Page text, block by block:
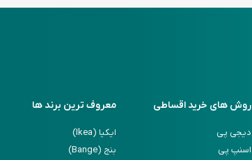
روش های خرید اقساطی
دیجی پی
اسنپ پی
معروف ترین برند ها
ایکیا (Ikea)
بنج (Bange)